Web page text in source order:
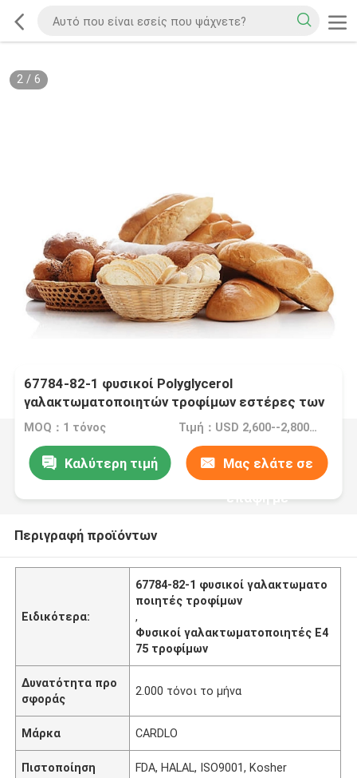
2/ 6
67784-82-1 φυσικοί Polyglycerol
γαλακτωματοποιητών τροφίμων εστέρες των
λιπαρών οξέων PGE E475
MOQ：1 τόνος Τιμή：USD 2,600--2,800/Ton FOB Port Guangzhou, China
Καλύτερη τιμή Μας ελάτε σε
επαφή με
Περιγραφή προϊόντων
Ειδικότερα:
67784-82-1 φυσικοί γαλακτωματο
ποιητές τροφίμων
,
Φυσικοί γαλακτωματοποιητές E4
75 τροφίμων
Δυνατότητα προ
σφοράς
2.000 τόνοι το μήνα
Μάρκα CARDLO
Πιστοποίηση FDA, HALAL, ISO9001, Kosher